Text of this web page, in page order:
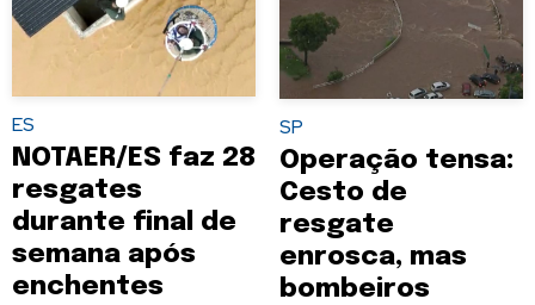
ES
NOTAER/ES faz 28
resgates
durante final de
semana após
enchentes
SP
Operação tensa:
Cesto de
resgate
enrosca, mas
bombeiros